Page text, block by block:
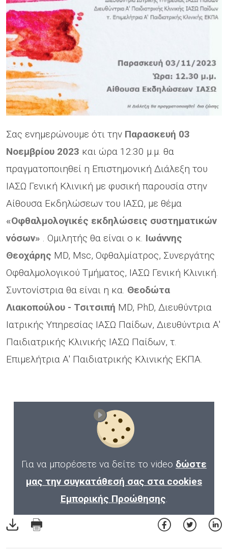
Σας ενημερώνουμε ότι την Παρασκευή 03
Νοεμβρίου 2023 και ώρα 12:30 μ.μ. θα
πραγματοποιηθεί η Επιστημονική Διάλεξη του
ΙΑΣΩ Γενική Κλινική με φυσική παρουσία στην
Αίθουσα Εκδηλώσεων του ΙΑΣΩ, με θέμα
«Οφθαλμολογικές εκδηλώσεις συστηματικών
νόσων» . Ομιλητής θα είναι ο κ. Ιωάννης
Θεοχάρης MD, Msc, Οφθαλμίατρος, Συνεργάτης
Οφθαλμολογικού Τμήματος, ΙΑΣΩ Γενική Κλινική.
Συντονίστρια θα είναι η κα. Θεοδώτα
Λιακοπούλου - Τσιτσιπή MD, PhD, Διευθύντρια
Ιατρικής Υπηρεσίας ΙΑΣΩ Παίδων, Διευθύντρια Α'
Παιδιατρικής Κλινικής ΙΑΣΩ Παίδων, τ.
Επιμελήτρια Α' Παιδιατρικής Κλινικής ΕΚΠΑ.
Για να μπορέσετε να δείτε το video δώστε
μας την συγκατάθεσή σας στα cookies
Εμπορικής Προώθησης.